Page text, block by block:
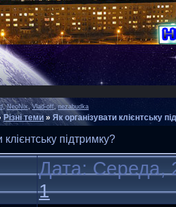
,NeoNix,Vlad-off,nezabudka
Різні теми » Як організувати клієнтську
клієнтську підтримку?
Дата: Середа,
1